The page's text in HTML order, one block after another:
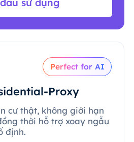
sử dụng
Perfect for AI
Proxy
cư thật, không giới hạn
thời hỗ trợ xoay ngẫu
định.